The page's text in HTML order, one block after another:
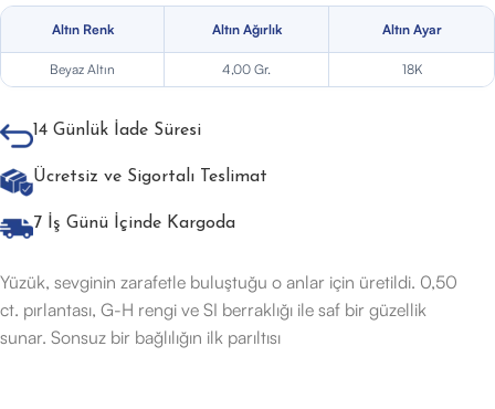
Altın Renk Altın Ağırlık Altın Ayar
Beyaz Altın 4,00 Gr. 18K
14 Günlük İade Süresi
Ücretsiz ve Sigortalı Teslimat
7 İş Günü İçinde Kargoda
Yüzük, sevginin zarafetle buluştuğu o anlar için üretildi. 0,50
ct. pırlantası, G-H rengi ve SI berraklığı ile saf bir güzellik
sunar. Sonsuz bir bağlılığın ilk parıltısı